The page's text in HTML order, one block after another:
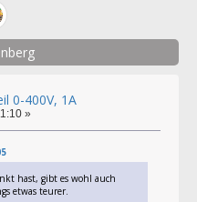
0-400V, 1A
»
hast, gibt es wohl auch
etwas teurer.